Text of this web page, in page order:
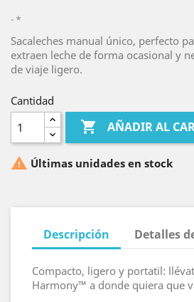
*
Sacaleches manual único, perfecto
extraen leche de forma ocasional y
de viaje ligero.
Cantidad
 AÑADIR AL
 Últimas unidades en stock
Descripción Detalles
Compacto, ligero y portatil:
Harmony™ a donde quiera que